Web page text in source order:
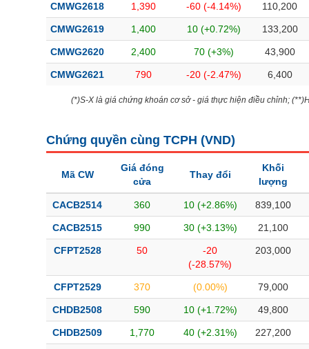
CMWG2618 1,390 -60 (-4.14%) 110,200
CMWG2619 1,400 10 (+0.72%) 133,200
CMWG2620 2,400 70 (+3%) 43,900
CMWG2621 790 -20 (-2.47%) 6,400
(*)S-X là giá chứng khoán cơ sở - giá thực hiện điều chỉnh;
Chứng quyền cùng TCPH (VND)
Mã CW
Giá đóng
cửa
Thay đổi
Khối
lượng
CACB2514 360 10 (+2.86%) 839,100
CACB2515 990 30 (+3.13%) 21,100
CFPT2528 50
-20
(-28.57%)
203,000
CFPT2529 370 (0.00%) 79,000
CHDB2508 590 10 (+1.72%) 49,800
CHDB2509 1,770 40 (+2.31%) 227,200
Dữ liệu tài chính